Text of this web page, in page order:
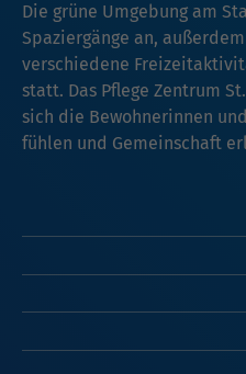
Die grüne Umgebung am
Spaziergänge an,
verschiedene
statt. Das Pflege Zentrum
sich die Bewohnerinnen
fühlen und Gemeinschaft